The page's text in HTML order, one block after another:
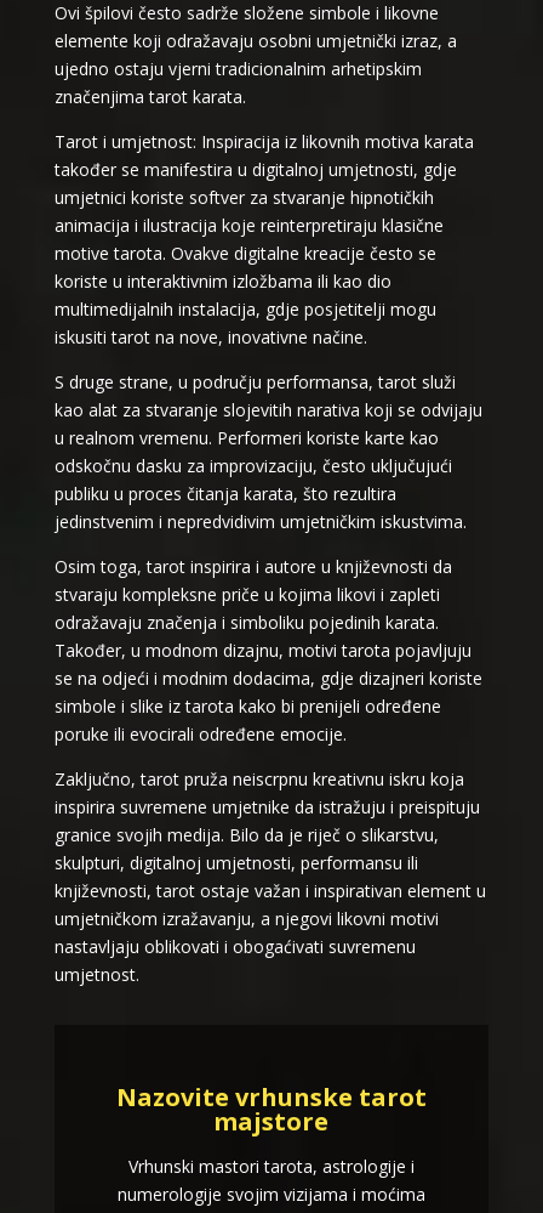
Ovi špilovi često sadrže složene simbole i likovne
elemente koji odražavaju osobni umjetnički izraz, a
ujedno ostaju vjerni tradicionalnim arhetipskim
značenjima tarot karata.
Tarot i umjetnost: Inspiracija iz likovnih motiva karata
također se manifestira u digitalnoj umjetnosti, gdje
umjetnici koriste softver za stvaranje hipnotičkih
animacija i ilustracija koje reinterpretiraju klasične
motive tarota. Ovakve digitalne kreacije često se
koriste u interaktivnim izložbama ili kao dio
multimedijalnih instalacija, gdje posjetitelji mogu
iskusiti tarot na nove, inovativne načine.
S druge strane, u području performansa, tarot služi
kao alat za stvaranje slojevitih narativa koji se odvijaju
u realnom vremenu. Performeri koriste karte kao
odskočnu dasku za improvizaciju, često uključujući
publiku u proces čitanja karata, što rezultira
jedinstvenim i nepredvidivim umjetničkim iskustvima.
Osim toga, tarot inspirira i autore u književnosti da
stvaraju kompleksne priče u kojima likovi i zapleti
odražavaju značenja i simboliku pojedinih karata.
Također, u modnom dizajnu, motivi tarota pojavljuju
se na odjeći i modnim dodacima, gdje dizajneri koriste
simbole i slike iz tarota kako bi prenijeli određene
poruke ili evocirali određene emocije.
Zaključno, tarot pruža neiscrpnu kreativnu iskru koja
inspirira suvremene umjetnike da istražuju i preispituju
granice svojih medija. Bilo da je riječ o slikarstvu,
skulpturi, digitalnoj umjetnosti, performansu ili
književnosti, tarot ostaje važan i inspirativan element u
umjetničkom izražavanju, a njegovi likovni motivi
nastavljaju oblikovati i obogaćivati suvremenu
umjetnost.
Nazovite vrhunske tarot
majstore
Vrhunski mastori tarota, astrologije i
numerologije svojim vizijama i moćima